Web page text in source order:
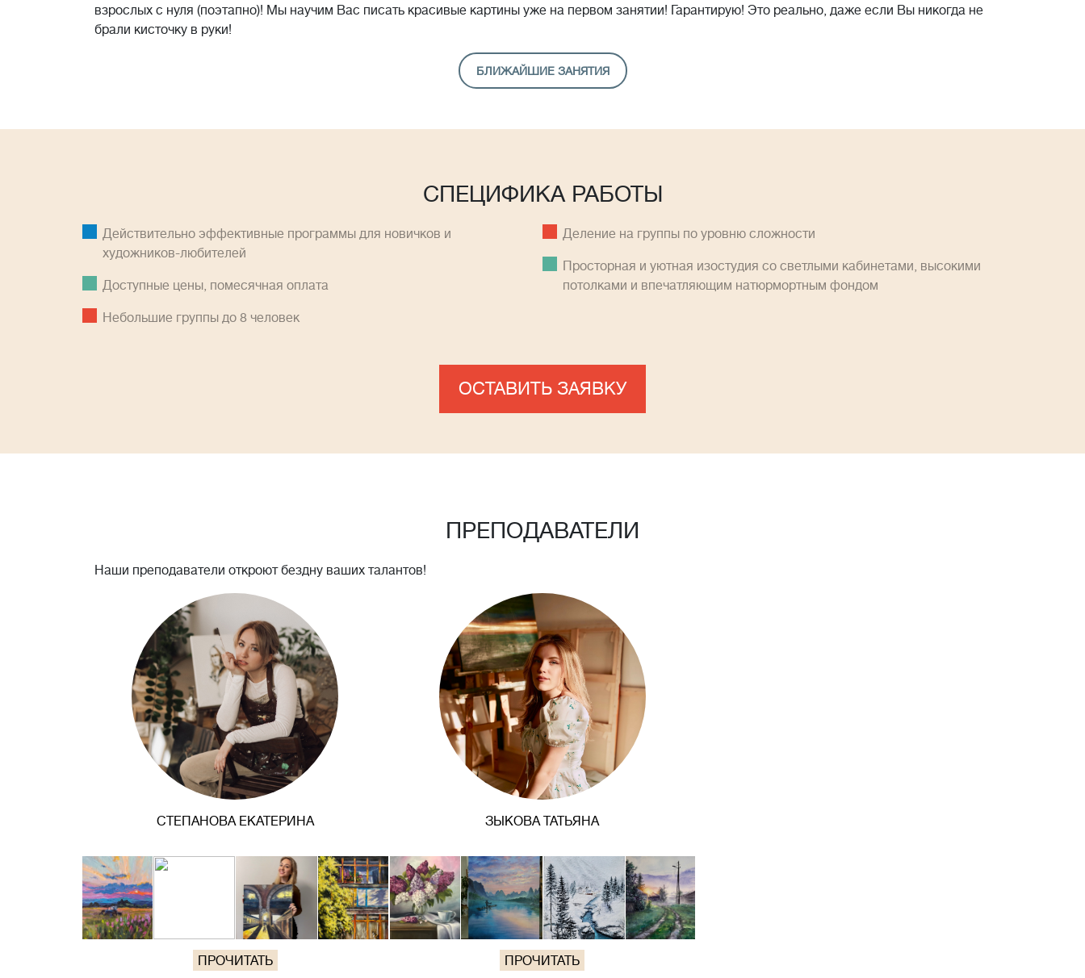
взрослых с нуля (поэтапно)! Мы научим Вас писать красивые картины уже на первом занятии! Гарантирую! Это реально, даже если Вы никогда не
брали кисточку в руки!
БЛИЖАЙШИЕ ЗАНЯТИЯ
СПЕЦИФИКА РАБОТЫ
Действительно эффективные программы для новичков и
художников-любителей
Доступные цены, помесячная оплатa
Небольшие группы до 8 человек
Деление на группы по уровню сложности
Просторная и уютная изостудия со светлыми кабинетами, высокими
потолками и впечатляющим натюрмортным фондом
ОСТАВИТЬ ЗАЯВКУ
ПРЕПОДАВАТЕЛИ
Наши преподаватели откроют бездну ваших талантов!
СТЕПАНОВА ЕКАТЕРИНА
ПРОЧИТАТЬ
ЗЫКОВА ТАТЬЯНА
ПРОЧИТАТЬ